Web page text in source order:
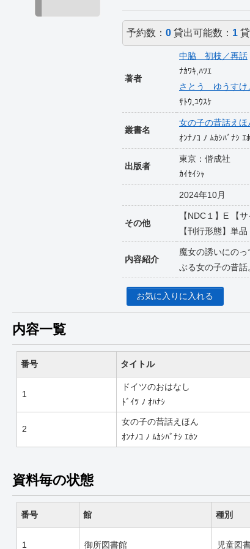
予約数：0 貸出可能数： 1
著者
中脇 初枝／再話
ﾅｶﾜｷ,ﾊﾂｴ
さとう ゆうすけ
ｻﾄｳ,ﾕｳｽｹ
叢書名
女の子の昔話えほ
ｵﾝﾅﾉｺ ﾉ ﾑｶｼﾊﾞﾅｼ ｴ
出版者
東京：偕成社
ｶｲｾｲｼｬ
2024年10月
その他
【NDC１】E 【
【刊行形態】単
内容紹介
魔女の誘いにの
ぶる女の子の昔話
お気に入りに入れる
内容一覧
番号 タイトル
1
ドイツのおはなし
ﾄﾞｲﾂ ﾉ ｵﾊﾅｼ
2
女の子の昔話えほん
ｵﾝﾅﾉｺ ﾉ ﾑｶｼﾊﾞﾅｼ ｴﾎﾝ
資料毎の状態
番号 館 種別
1 御所図書館 児童図